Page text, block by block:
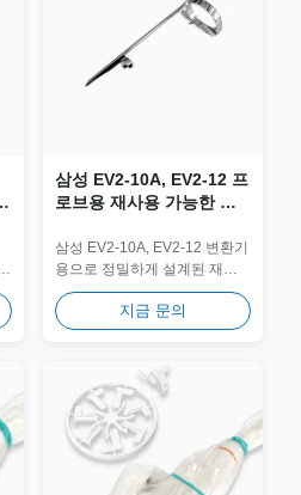
삼성 EV2-10A, EV2-12 프
로브용 재사용 가능한 바
JEM-073
삼성 EV2-10A, EV2-12 변환기
용으로 정밀하게 설계된 재사
용 가능한 니들 가이드. 의료용
316L 스테인리스 스틸로 제작
되어 장기적인 임상 안전성과
지금 문의